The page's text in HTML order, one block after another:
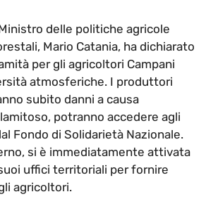
delle politiche agricole
Mario Catania, ha dichiarato
per gli agricoltori Campani
atmosferiche. I produttori
subito danni a causa
potranno accedere agli
Fondo di Solidarietà Nazionale.
si è immediatamente attivata
uffici territoriali per fornire
agricoltori.